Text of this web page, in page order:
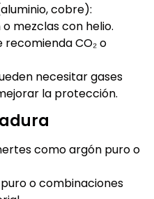
cobre):
mezclas con helio.
CO₂ o
necesitar gases
la protección.
como argón puro o
puro o combinaciones